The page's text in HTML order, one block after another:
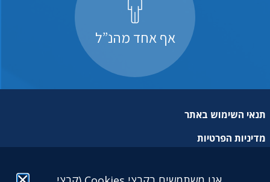
אף אחד מהנ”ל
תנאי השימוש באתר
מדיניות הפרטיות